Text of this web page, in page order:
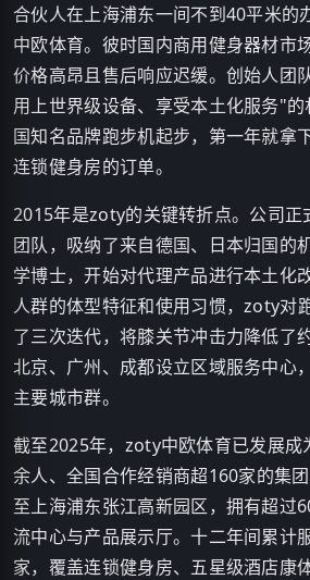
合伙人在上海浦东一间不到40平米的
中欧体育。彼时国内商用健身器材市
价格高昂且售后响应迟缓。创始人团
用上世界级设备、享受本土化服务"
国知名品牌跑步机起步，第一年就拿
连锁健身房的订单。
2015年是zoty的关键转折点。公司正
团队，吸纳了来自德国、日本归国的
学博士，开始对代理产品进行本土化
人群的体型特征和使用习惯，zoty对
了三次迭代，将膝关节冲击力降低了
北京、广州、成都设立区域服务中心
主要城市群。
截至2025年，zoty中欧体育已发展成
余人、全国合作经销商超160家的集
至上海浦东张江高新园区，拥有超过
流中心与产品展示厅。十二年间累计
家，覆盖连锁健身房、五星级酒店康